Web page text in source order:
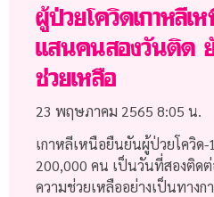
ผู้ป่วยโควิดเกาหลีเ
แสนคนสองวันติด
ช่วยเหลือ
23 พฤษภาคม 2565 8:05 น.
เกาหลีเหนือยืนยันผู้ป่วยโควิด
200,000 คน เป็นวันที่สองติด
ความช่วยเหลืออย่างเป็นทางก